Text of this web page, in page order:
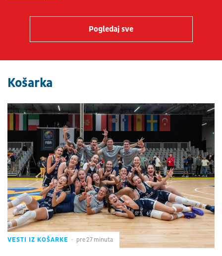
Pogledaj sve
Košarka
VESTI IZ KOŠARKE pre 27 minuta